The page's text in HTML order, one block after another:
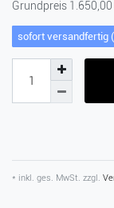
Grundpreis
sofort versandfertig
* inkl. ges. MwSt. zzgl.